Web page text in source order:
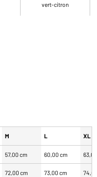
vert-citron
M L XL
57,00 cm 60,00 cm
72,00 cm 73,00 cm